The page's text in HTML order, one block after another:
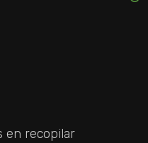
en recopilar